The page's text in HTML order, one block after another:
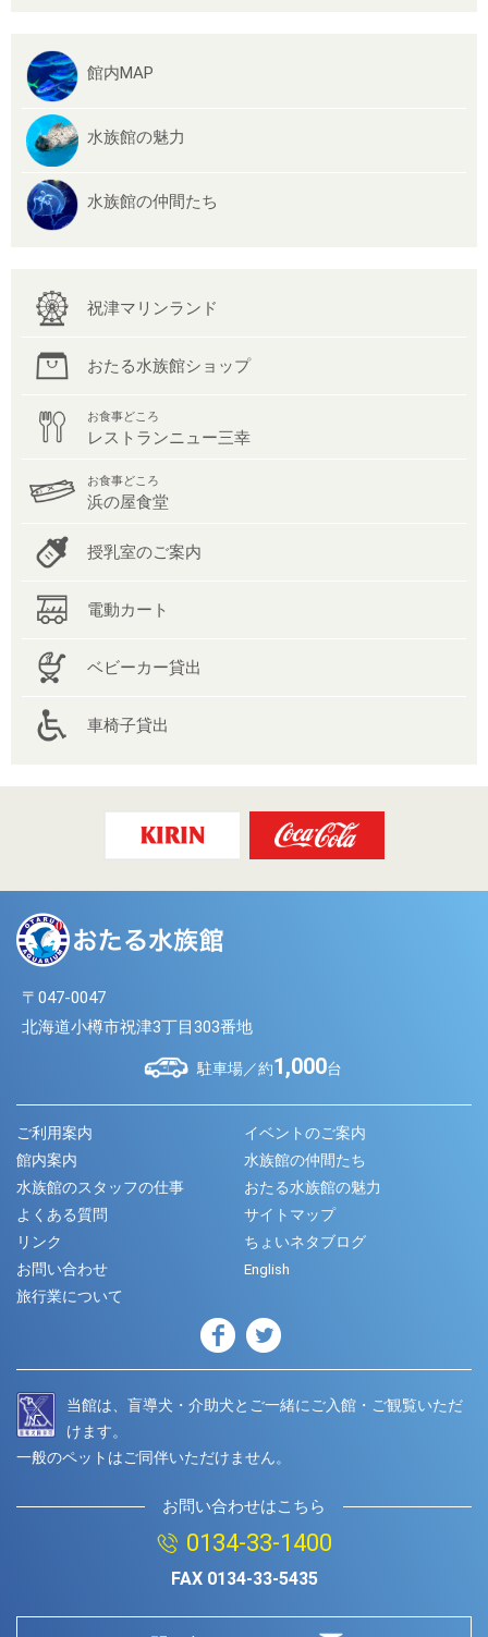
館内MAP
水族館の魅力
水族館の仲間たち
祝津マリンランド
おたる水族館ショップ
お食事どころ
レストランニュー三幸
お食事どころ
浜の屋食堂
授乳室のご案内
電動カート
ベビーカー貸出
車椅子貸出
〒047-0047
北海道小樽市祝津3丁目303番地
駐車場／約1,000台
ご利用案内
イベントのご案内
館内案内
水族館の仲間たち
水族館のスタッフの仕事
おたる水族館の魅力
よくある質問
サイトマップ
リンク
ちょいネタブログ
お問い合わせ
English
旅行業について
当館は、盲導犬・介助犬とご一緒にご入館・ご観覧いただ
けます。
一般のペットはご同伴いただけません。
お問い合わせはこちら
0134-33-1400
FAX 0134-33-5435